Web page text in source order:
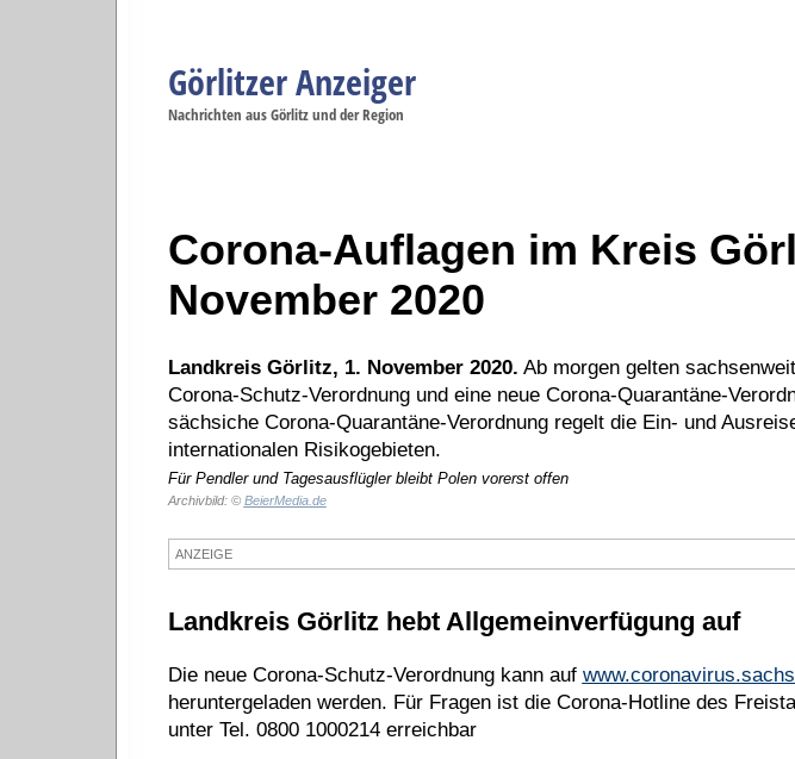
Görlitzer Anzeiger
Nachrichten aus Görlitz und der Region
Corona-Auflagen im Kreis
November 2020
Landkreis Görlitz, 1. November 2020. Ab morgen gelten
Corona-Schutz-Verordnung und eine neue Corona-Quarantäne-
sächsiche Corona-Quarantäne-Verordnung regelt die Ein- und
internationalen Risikogebieten.
Für Pendler und Tagesausflügler bleibt Polen vorerst offen
Archivbild: © BeierMedia.de
ANZEIGE
Landkreis Görlitz hebt Allgemeinverfügung auf
Die neue Corona-Schutz-Verordnung kann auf
heruntergeladen werden. Für Fragen ist die Corona-Hotline des
unter Tel. 0800 1000214 erreichbar